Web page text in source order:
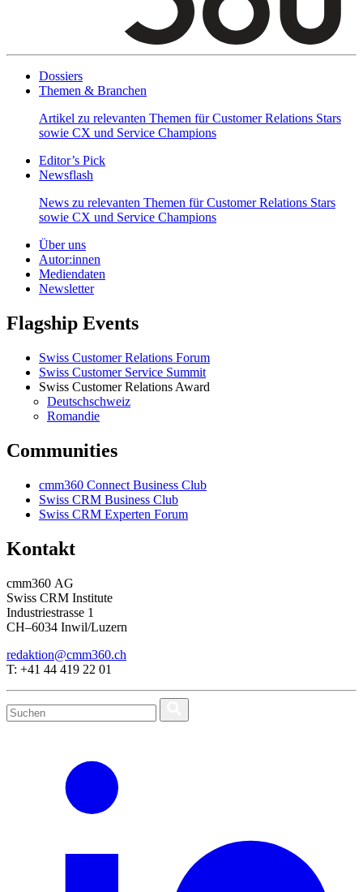
Dossiers
Themen & Branchen
Artikel zu relevanten Themen für Customer Relations Stars
sowie CX und Service Champions
Editor’s Pick
Newsflash
News zu relevanten Themen für Customer Relations Stars
sowie CX und Service Champions
Über uns
Autor:innen
Mediendaten
Newsletter
Flagship Events
Swiss Customer Relations Forum
Swiss Customer Service Summit
Swiss Customer Relations Award
Deutschschweiz
Romandie
Communities
cmm360 Connect Business Club
Swiss CRM Business Club
Swiss CRM Experten Forum
Kontakt
cmm360 AG
Swiss CRM Institute
Industriestrasse 1
CH–6034 Inwil/Luzern
redaktion@cmm360.ch
T: +41 44 419 22 01